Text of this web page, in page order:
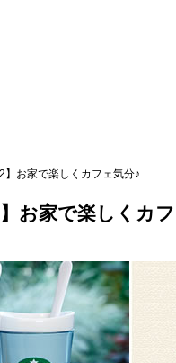
】お家で楽しくカフェ気分♪
お家で楽しくカ